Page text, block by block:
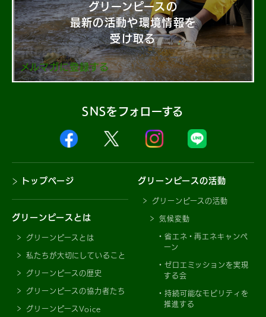
グリーンピースの
最新の活動や環境情報を
受け取る
メルマガに登録する
SNSをフォローする
トップページ
グリーンピースとは
グリーンピースとは
私たちが大切にしていること
グリーンピースの歴史
グリーンピースの協力者たち
グリーンピースVoice
グリーンピースの活動
グリーンピースの活動
気候変動
省エネ・再エネキャンペ
ーン
ゼロエミッションを実現
する会
持続可能なモビリティを
推進する